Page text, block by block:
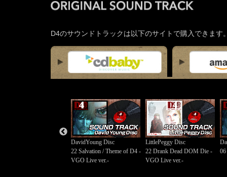
D4のサウンドトラックは以下のサイトで購入できます
DavidYoung Disc
22 Salvation / Theme of D4 -
VGO Live ver.-
LittlePeggy Disc
22 Drank Dead DOM Die -
VGO Live ver.-